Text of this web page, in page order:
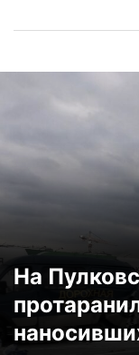
На